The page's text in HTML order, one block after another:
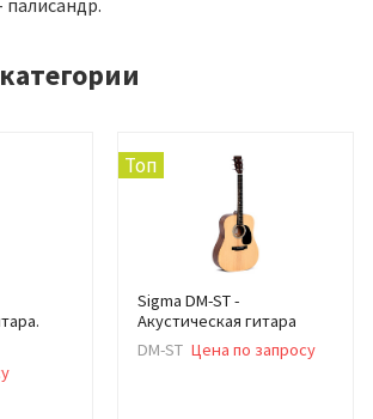
Топ
Sigma DM-ST -
Акустическая гитара
DM-ST Цена по запросу